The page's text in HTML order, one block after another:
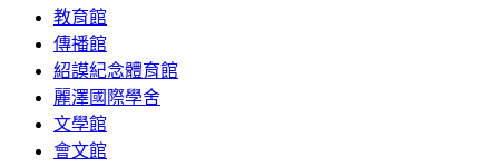
教育館
傳播館
紹謨紀念體育館
麗澤國際學舍
文學館
會文館